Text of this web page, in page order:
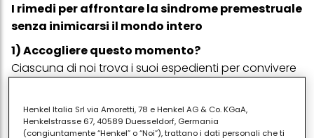
I rimedi per affrontare la sindrome premestruale
senza inimicarsi il mondo intero
1) Accogliere questo momento?
Ciascuna di noi trova i suoi espedienti per convivere
prima del ciclo. Uno potrebbe essere accettare
questo periodo e il nostro umore pessimo, magari
Henkel Italia Srl via Amoretti, 78 e Henkel AG & Co. KGaA,
Henkelstrasse 67, 40589 Duesseldorf, Germania
(congiuntamente “Henkel” o “Noi”), trattano i dati personali che ti